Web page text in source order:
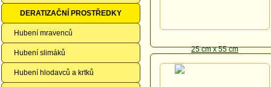
DERATIZAČNÍ PROSTŘEDKY
Hubení mravenců
Hubení slimáků
Hubení hlodavců a krtků